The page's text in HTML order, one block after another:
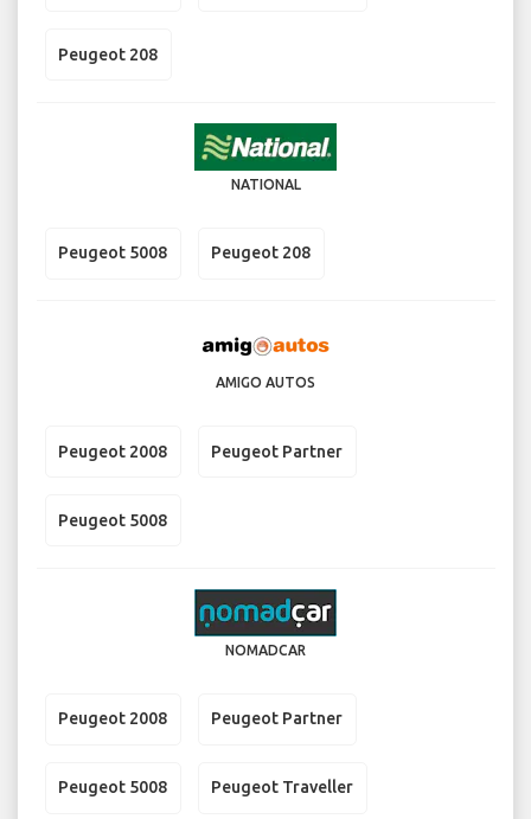
Peugeot 208
NATIONAL
Peugeot 5008 Peugeot 208
AMIGO AUTOS
Peugeot 2008 Peugeot Partner
Peugeot 5008
NOMADCAR
Peugeot 2008 Peugeot Partner
Peugeot 5008 Peugeot Traveller